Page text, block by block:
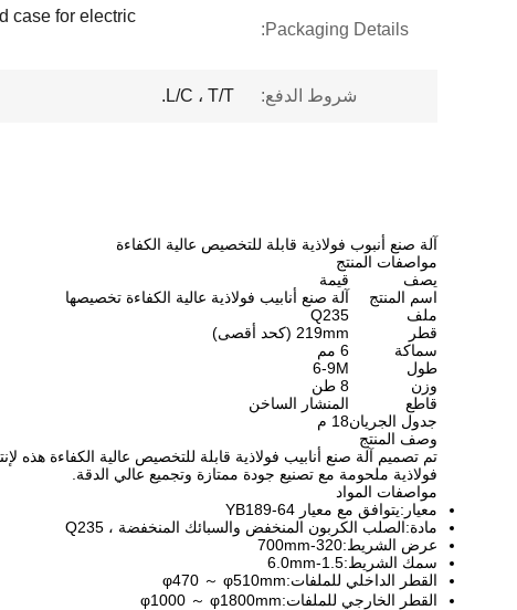
Packaging Details:
case for electric
شروط الدفع: L/C ، T/T.
آلة صنع أنبوب فولاذية قابلة للتخصيص عالية الكفاءة
مواصفات المنتج
يصف
قيمة
اسم المنتج
آلة صنع أنابيب فولاذية عالية الكفاءة تخصيصها
ملف
Q235
قطر
219mm (كحد أقصى)
سماكة
6 مم
طول
6-9M
وزن
8 طن
قاطع
المنشار الساخن
جدول الجريان18 م
وصف المنتج
فولاذية ملحومة مع تصنيع جودة ممتازة وتجميع عالي الدقة.
مواصفات المواد
معيار:يتوافق مع معيار YB189-64
مادة:الصلب الكربون المنخفض والسبائك المنخفضة ، Q235
عرض الشريط:320-700mm
سمك الشريط:1.5-6.0mm
القطر الداخلي للملفات:φ470 ～ φ510mm
القطر الخارجي للملفات:φ1000 ～ φ1800mm